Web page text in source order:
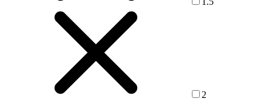
2